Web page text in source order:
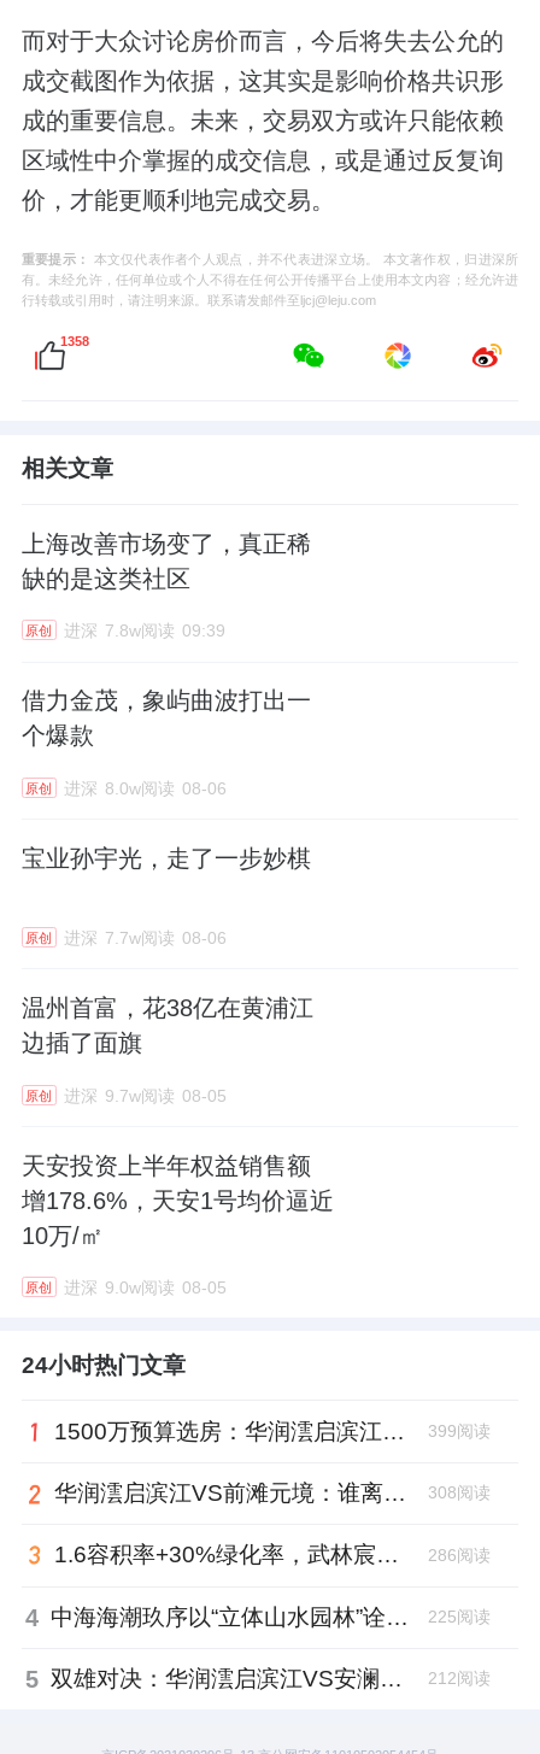
而对于大众讨论房价而言，今后将失去公允的
成交截图作为依据，这其实是影响价格共识形
成的重要信息。未来，交易双方或许只能依赖
区域性中介掌握的成交信息，或是通过反复询
价，才能更顺利地完成交易。
重要提示：
本文仅代表作者个人观点，并不代表进深立场。 本文著作权，归进深所
有。未经允许，任何单位或个人不得在任何公开传播平台上使用本文内容；经允许进
行转载或引用时，请注明来源。联系请发邮件至ljcj@leju.com
1358
相关文章
上海改善市场变了，真正稀
缺的是这类社区
原创 进深 7.8w阅读 09:39
借力金茂，象屿曲波打出一
个爆款
原创 进深 8.0w阅读 08-06
宝业孙宇光，走了一步妙棋
原创 进深 7.7w阅读 08-06
温州首富，花38亿在黄浦江
边插了面旗
原创 进深 9.7w阅读 08-05
天安投资上半年权益销售额
增178.6%，天安1号均价逼近
10万/㎡
原创 进深 9.0w阅读 08-05
24小时热门文章
1500万预算选房：华润澐启滨江与前滩元境，谁才是“采光优选”？ 399阅读
华润澐启滨江VS前滩元境：谁离市中心更近？通勤大PK，答案出乎意料！ 308阅读
1.6容积率+30%绿化率，武林宸院在同价位豪宅中处于什么水平？ 286阅读
4 中海海潮玖序以“立体山水园林”诠释克而瑞好房点评网“绿化率”维度的都市生态美学 225阅读
5 双雄对决：华润澐启滨江VS安澜上海，谁才是高端会所的“天花板”？ 212阅读